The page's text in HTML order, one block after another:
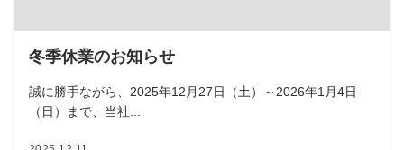
冬季休業のお知らせ
誠に勝手ながら、2025年12月27日（土）～2026年1月4日
（日）まで、当社...